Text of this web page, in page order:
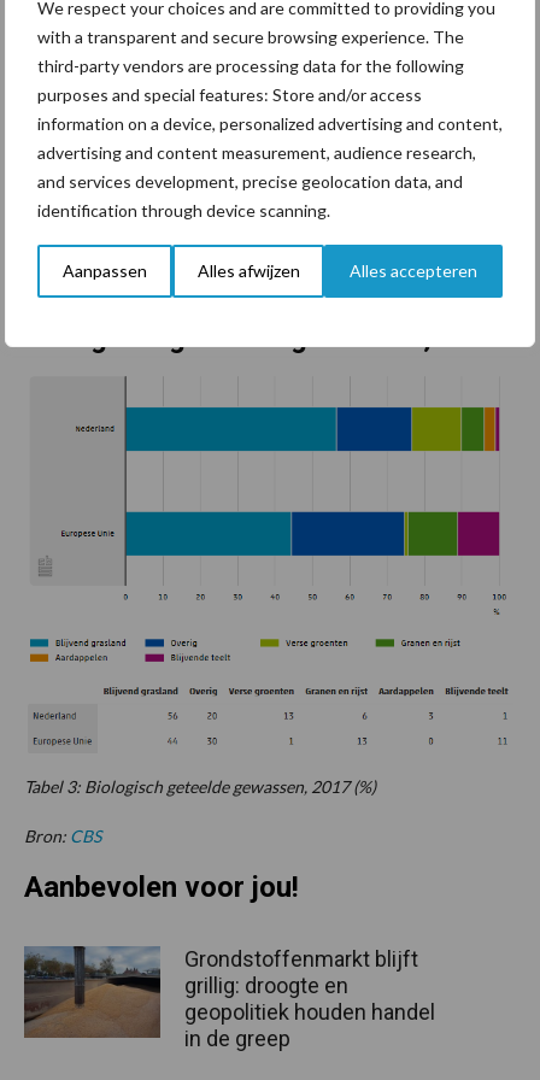
We respect your choices and are committed to providing you
with a transparent and secure browsing experience. The
third-party vendors are processing data for the following
purposes and special features: Store and/or access
information on a device, personalized advertising and content,
advertising and content measurement, audience research,
and services development, precise geolocation data, and
identification through device scanning.
Aanpassen Alles afwijzen Alles accepteren
2017 biologisch gehouden. In Nederland was dat 1,9 procent.
Oostenrijk gaat ook hier aan kop, meer dan 1 op de 5
Oostenrijkse melkkoeien wordt biologisch gehouden.
Nederland loopt in Europa voorop met de teelt van biologische
aardappelen en groenten. 13 procent van het biologische
landbouwareaal bestond uit groenten en 2,9 procent uit
aardappelen, in de EU-28 lagen deze aandelen met respectievelijk
blijvende teelt (1,1 procent) liggen onder het EU-gemiddelde.
Tabel 3: Biologisch geteelde gewassen, 2017 (%)
Bron: CBS
Aanbevolen voor jou!
Grondstoffenmarkt blijft
grillig: droogte en
geopolitiek houden handel
in de greep